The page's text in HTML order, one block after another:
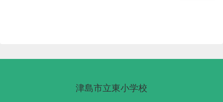
津島市立東小学校